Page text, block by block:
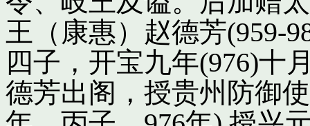
王（康惠）赵德芳(959-
四子，开宝九年(976)十
德芳出阁，授贵州防御